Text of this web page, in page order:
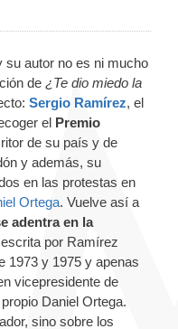
su autor no es ni mucho
de ¿Te dio miedo la
Sergio Ramírez, el
el Premio
de su país y de
y además, su
en las protestas en
Ortega. Vuelve así a
adentra en la
por Ramírez
1973 y 1975 y apenas
vicepresidente de
Daniel Ortega.
sino sobre los